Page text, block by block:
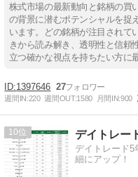
株式市場の最新動向と銘柄の買
の背景に潜むポテンシャルを捉
います。どの銘柄が注目されて
きから読み解き、透明性と信頼
立つ確かな視点を持ちたい方に
1397646 27
週間IN:220 週間OUT:1580 月間IN:900
10 デイトレー
デイトレード5
細にアップ！